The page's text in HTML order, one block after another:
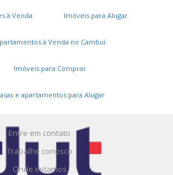
à Venda Imóveis para Alugar
à Venda no Cambuí
Imóveis para Comprar
e apartamentos para Alugar
Serviços
e Propostas
Cadastre seu imóvel
Entre em contato
Trabalhe conosco
Onde estamos